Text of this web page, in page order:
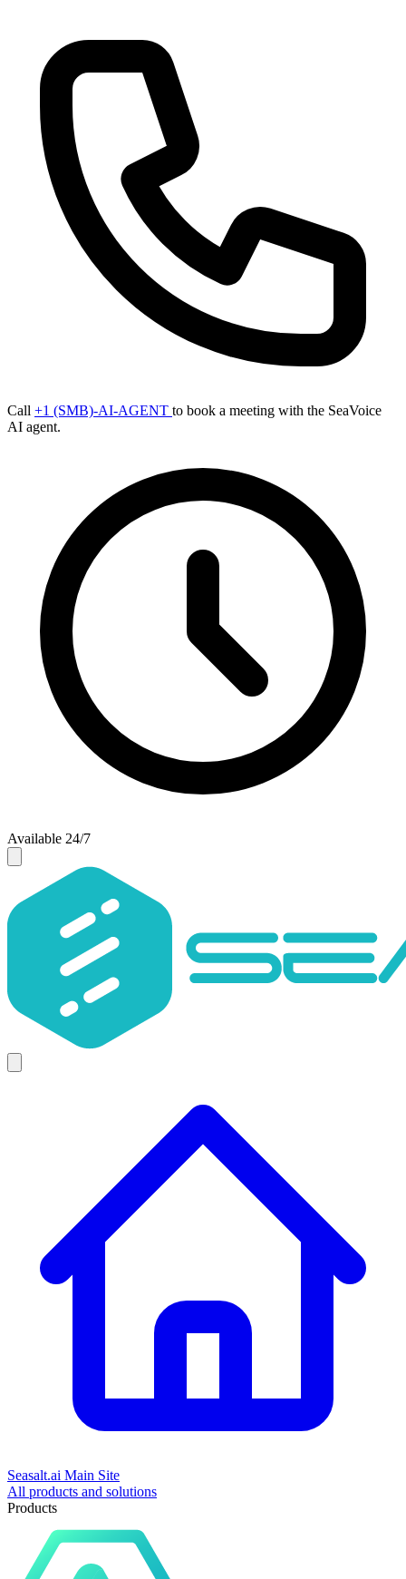
Call +1 (SMB)-AI-AGENT to book a meeting with the SeaVoice
AI agent.
Available 24/7
Seasalt.ai Main Site
All products and solutions
Products